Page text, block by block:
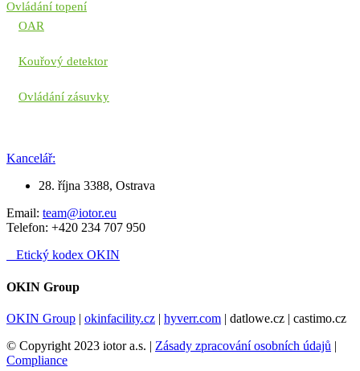
Ovládání topení
OAR
Kouřový detektor
Ovládání zásuvky
Kancelář:
28. října 3388, Ostrava
Email: team@iotor.eu
Telefon: +420 234 707 950
Etický kodex OKIN
OKIN Group
OKIN Group | okinfacility.cz | hyverr.com | datlowe.cz | castimo.cz
© Copyright 2023 iotor a.s. | Zásady zpracování osobních údajů |
Compliance